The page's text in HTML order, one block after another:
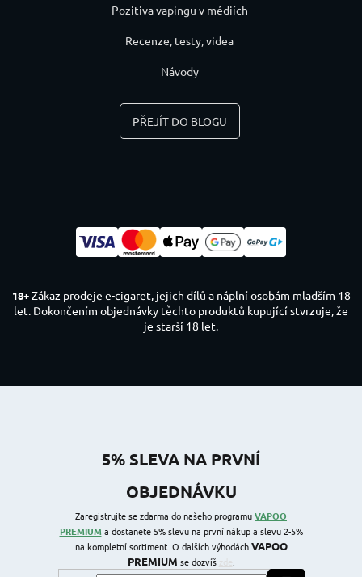
Pozitiva vapingu v médiích
Recenze, testy, videa
Návody
PŘEJÍT DO BLOGU
18+Zákaz prodeje e-cigaret, jejich dílů a náplní osobám mladším 18
let. Dokončením objednávky těchto produktů kupující stvrzuje, že
je starší 18 let.
5% SLEVA NA PRVNÍ
OBJEDNÁVKU
Zaregistrujte se zdarma do našeho programuVAPOO
PREMIUM a dostanete 5% slevu na první nákup a slevu 2-5%
na kompletní sortiment. O dalších výhodáchVAPOO
PREMIUM se dozvíš